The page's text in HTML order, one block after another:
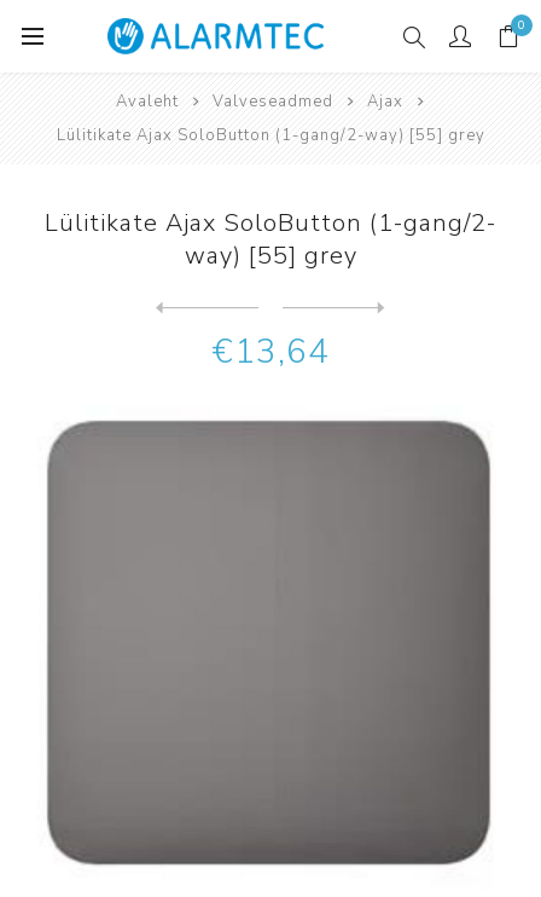
0
Avaleht Valveseadmed
Ajax
Lülitikate Ajax SoloButton (1-gang/2-way) [55] grey
Lülitikate Ajax SoloButton (1-gang/2-
way) [55] grey
€13,64